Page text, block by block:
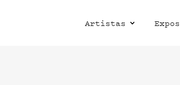
Artistas